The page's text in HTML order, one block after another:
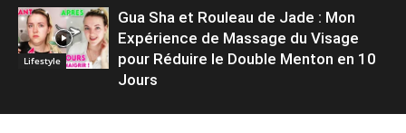
Lifestyle
Gua Sha et Rouleau de Jade : Mon
Expérience de Massage du Visage
pour Réduire le Double Menton en 10
Jours